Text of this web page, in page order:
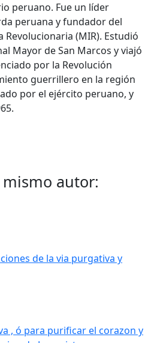
peruano. Fue un líder
peruana y fundador del
(MIR). Estudió
Mayor de San Marcos y viajó
por la Revolución
guerrillero en la región
por el ejército peruano, y
autor:
de la via purgativa y
, ó para purificar el corazon y